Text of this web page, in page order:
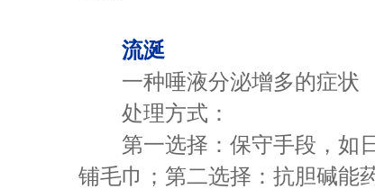
流涎
一种唾液分泌增多的症状
处理方式：
第一选择：保守手段，如日
铺毛巾；第二选择：抗胆碱能